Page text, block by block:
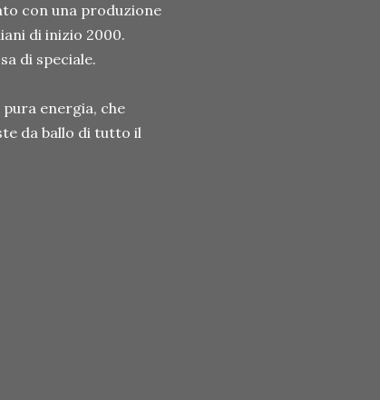
con una produzione
di inizio 2000.
di speciale.
pura energia, che
da ballo di tutto il